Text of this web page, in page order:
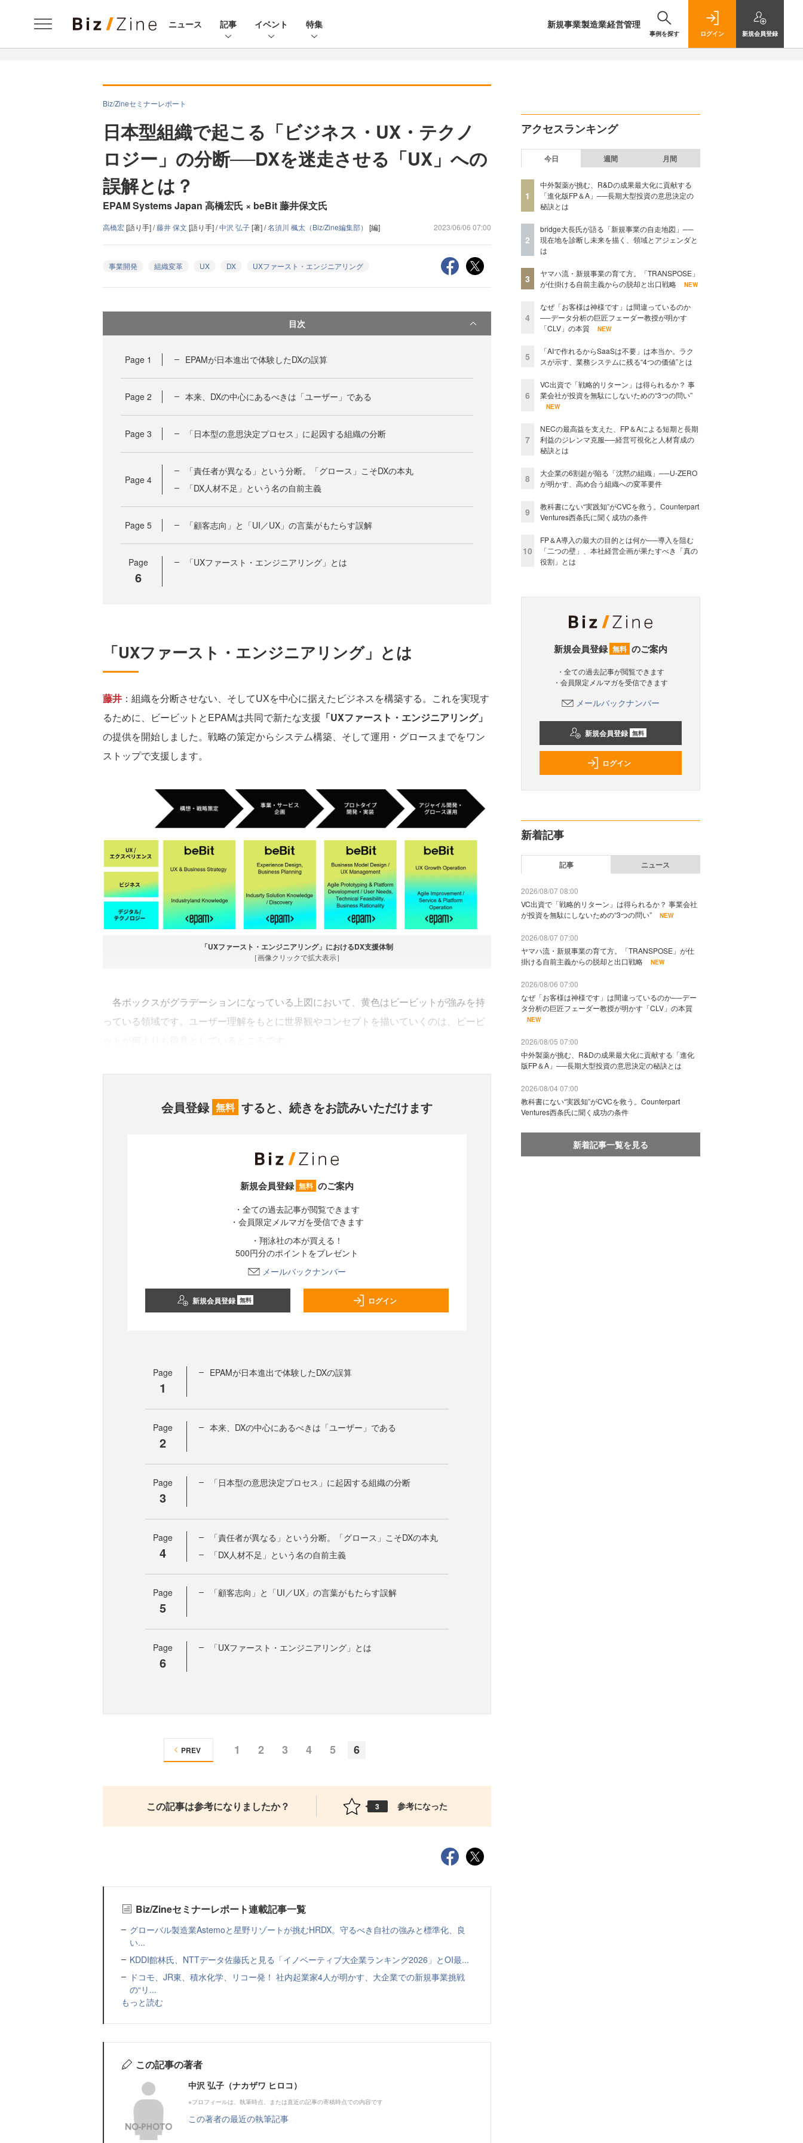
ニュース 記事 イベント 特集 新規事業製造業経営管理
事例を探す ログイン 新規会員登録
Biz/Zineセミナーレポート
日本型組織で起こる「ビジネス・UX・テクノ
ロジー」の分断──DXを迷走させる「UX」への
誤解とは？
EPAM Systems Japan 高橋宏氏 × beBit 藤井保文氏
高橋宏[語り手] /藤井 保文 [語り手] /中沢 弘子[著] /名須川 楓太（Biz/Zine編集部） [編] 2023/06/06 07:00
事業開発 組織変革 UX DX UXファースト・エンジニアリング
目次
Page 1 EPAMが日本進出で体験したDXの誤算
Page 2 本来、DXの中心にあるべきは「ユーザー」である
Page 3 「日本型の意思決定プロセス」に起因する組織の分断
Page 4
「責任者が異なる」という分断。「グロース」こそDXの本丸
「DX人材不足」という名の自前主義
Page 5 「顧客志向」と「UI／UX」の言葉がもたらす誤解
Page
6
「UXファースト・エンジニアリング」とは
「UXファースト・エンジニアリング」とは
藤井 ：組織を分断させない、そしてUXを中心に据えたビジネスを構築する。これを実現す
るために、ビービットとEPAMは共同で新たな支援 「UXファースト・エンジニアリング」
の提供を開始しました。戦略の策定からシステム構築、そして運用・グロースまでをワン
ストップで支援します。
「UXファースト・エンジニアリング」におけるDX支援体制
［画像クリックで拡大表示］
各ボックスがグラデーションになっている上図において、黄色はビービットが強みを持
っている領域です。ユーザー理解をもとに世界観やコンセプトを描いていくのは、ビービ
会員登録 無料 すると、続きをお読みいただけます
新規会員登録 無料 のご案内
・全ての過去記事が閲覧できます
・会員限定メルマガを受信できます
・翔泳社の本が買える！
500円分のポイントをプレゼント
メールバックナンバー
新規会員登録 無料 ログイン
Page
1
EPAMが日本進出で体験したDXの誤算
Page
2
本来、DXの中心にあるべきは「ユーザー」である
Page
3
「日本型の意思決定プロセス」に起因する組織の分断
Page
4
「責任者が異なる」という分断。「グロース」こそDXの本丸
「DX人材不足」という名の自前主義
Page
5
「顧客志向」と「UI／UX」の言葉がもたらす誤解
Page
6
「UXファースト・エンジニアリング」とは
1 2 3 4 5 6
PREV
この記事は参考になりましたか？ 3 参考になった
Biz/Zineセミナーレポート連載記事一覧
グローバル製造業Astemoと星野リゾートが挑むHRDX。守るべき自社の強みと標準化、良
い...
KDDI館林氏、NTTデータ佐藤氏と見る「イノベーティブ大企業ランキング2026」とOI最...
ドコモ、JR東、積水化学、リコー発！ 社内起業家4人が明かす、大企業での新規事業挑戦
の“リ...
もっと読む
この記事の著者
中沢 弘子（ナカザワ ヒロコ）
※プロフィールは、執筆時点、または直近の記事の寄稿時点での内容です
この著者の最近の執筆記事
アクセスランキング
今日 週間 月間
1
中外製薬が挑む、R&Dの成果最大化に貢献する
「進化版FP＆A」──長期大型投資の意思決定の
秘訣とは
2
bridge大長氏が語る「新規事業の自走地図」──
現在地を診断し未来を描く、領域とアジェンダと
は
3
ヤマハ流・新規事業の育て方。「TRANSPOSE」
が仕掛ける自前主義からの脱却と出口戦略
NEW
4
なぜ「お客様は神様です」は間違っているのか
──データ分析の巨匠フェーダー教授が明かす
「CLV」の本質
NEW
5
「AIで作れるからSaaSは不要」は本当か。ラク
スが示す、業務システムに残る“4つの価値”とは
6
VC出資で「戦略的リターン」は得られるか？ 事
業会社が投資を無駄にしないための“3つの問い”
NEW
7
NECの最高益を支えた、FP＆Aによる短期と長期
利益のジレンマ克服──経営可視化と人材育成の
秘訣とは
8
大企業の6割超が陥る「沈黙の組織」──U-ZERO
が明かす、高め合う組織への変革要件
9
教科書にない“実践知”がCVCを救う。Counterpart
Ventures西条氏に聞く成功の条件
10
FP＆A導入の最大の目的とは何か──導入を阻む
「二つの壁」、本社経営企画が果たすべき「真の
役割」とは
新規会員登録 無料 のご案内
・全ての過去記事が閲覧できます
・会員限定メルマガを受信できます
メールバックナンバー
新規会員登録 無料
ログイン
新着記事
記事 ニュース
2026/08/07 08:00
VC出資で「戦略的リターン」は得られるか？ 事業会社
が投資を無駄にしないための“3つの問い”
NEW
2026/08/07 07:00
ヤマハ流・新規事業の育て方。「TRANSPOSE」が仕
掛ける自前主義からの脱却と出口戦略
NEW
2026/08/06 07:00
なぜ「お客様は神様です」は間違っているのか──デー
タ分析の巨匠フェーダー教授が明かす「CLV」の本質
NEW
2026/08/05 07:00
中外製薬が挑む、R&Dの成果最大化に貢献する「進化
版FP＆A」──長期大型投資の意思決定の秘訣とは
2026/08/04 07:00
教科書にない“実践知”がCVCを救う。Counterpart
Ventures西条氏に聞く成功の条件
新着記事一覧を見る